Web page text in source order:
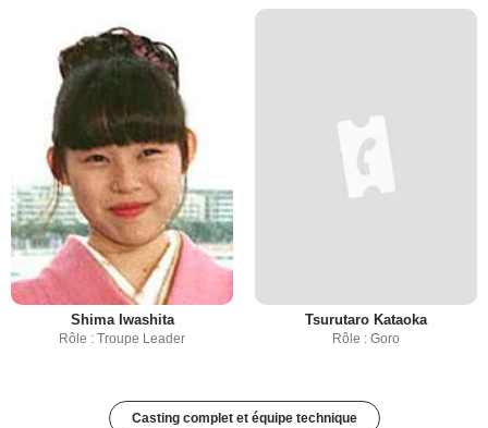
Shima Iwashita
Rôle : Troupe Leader
Tsurutaro Kataoka
Rôle : Goro
Casting complet et équipe technique